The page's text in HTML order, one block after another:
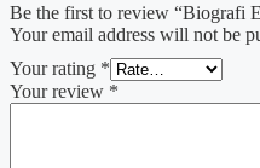
Be the first to review “Biografi
Your email address will not be
Your rating *
Your review *